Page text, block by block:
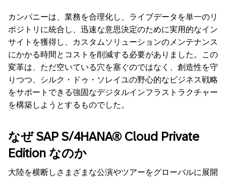
カンパニーは、業務を合理化し、ライブデータを単一のリ
ポジトリに統合し、迅速な意思決定のために実用的なイン
サイトを獲得し、カスタムソリューションのメンテナンス
にかかる時間とコストを削減する必要がありました。この
変革は、ただ空いている穴を塞ぐのではなく、創造性を守
りつつ、シルク・ドゥ・ソレイユの野心的なビジネス戦略
をサポートできる強固なデジタルインフラストラクチャー
を構築しようとするものでした。
なぜSAP S/4HANA® Cloud Private
Edition なのか
大陸を横断しさまざまな公演やツアーをグローバルに展開